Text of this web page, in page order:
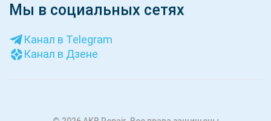
Мы в социальных сетях
Канал в Telegram
Канал в Дзене